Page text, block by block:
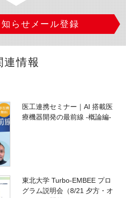
らせメール登録
連情報
医工連携セミナー｜AI 搭載医
療機器開発の最前線 -概論編-
東北大学 Turbo-EMBEE プロ
グラム説明会（8/21 夕方・オ